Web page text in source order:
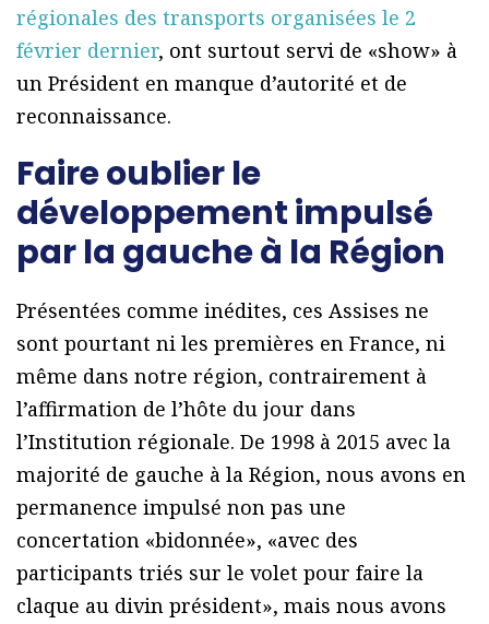
régionales des transports organisées le 2
février dernier, ont surtout servi de «show» à
un Président en manque d’autorité et de
reconnaissance.
Faire oublier le
développement impulsé
par la gauche à la Région
Présentées comme inédites, ces Assises ne
sont pourtant ni les premières en France, ni
même dans notre région, contrairement à
l’affirmation de l’hôte du jour dans
l’Institution régionale. De 1998 à 2015 avec la
majorité de gauche à la Région, nous avons en
permanence impulsé non pas une
concertation «bidonnée», «avec des
participants triés sur le volet pour faire la
claque au divin président», mais nous avons